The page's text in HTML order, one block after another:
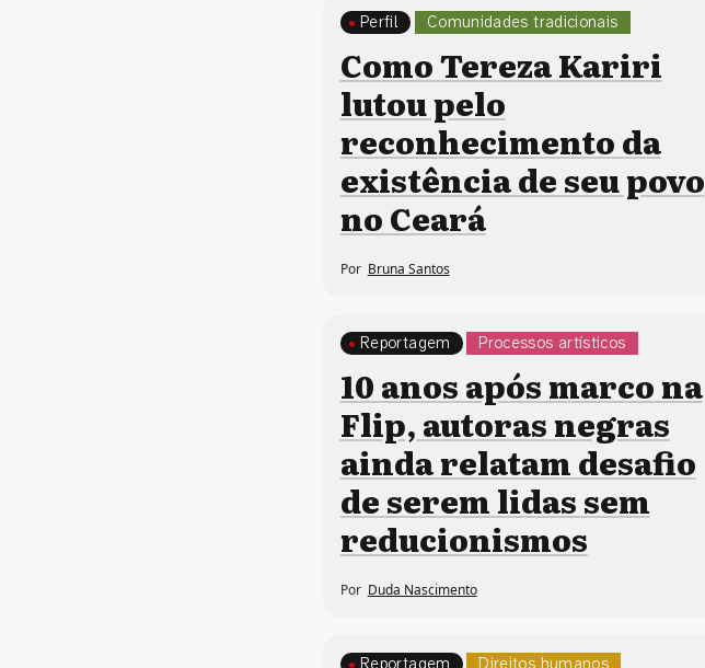
Comunidades tradicionais
Perfil
Como Tereza Kariri
lutou pelo
reconhecimento da
existência de seu povo
no Ceará
Por Bruna Santos
Processos artísticos
Reportagem
10 anos após marco na
Flip, autoras negras
ainda relatam desafio
de serem lidas sem
reducionismos
Por Duda Nascimento
Direitos humanos
Reportagem